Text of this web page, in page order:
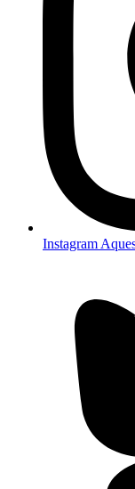
Instagram